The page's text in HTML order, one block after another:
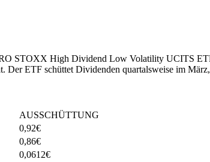
STOXX High Dividend Low Volatility UCITS
. Der ETF schüttet Dividenden quartalsweise im
AUSSCHÜTTUNG
0,92€
0,86€
0,0612€